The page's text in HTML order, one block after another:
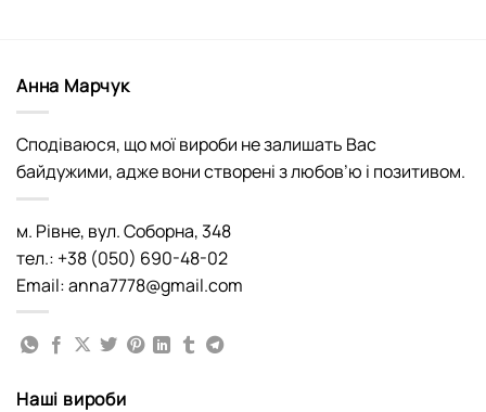
Анна Марчук
Сподіваюся, що мої вироби не залишать Вас
байдужими, адже вони створені з любов’ю і позитивом.
м. Рівне, вул. Соборна, 348
тел.: +38 (050) 690-48-02
Email: anna7778@gmail.com
Наші вироби